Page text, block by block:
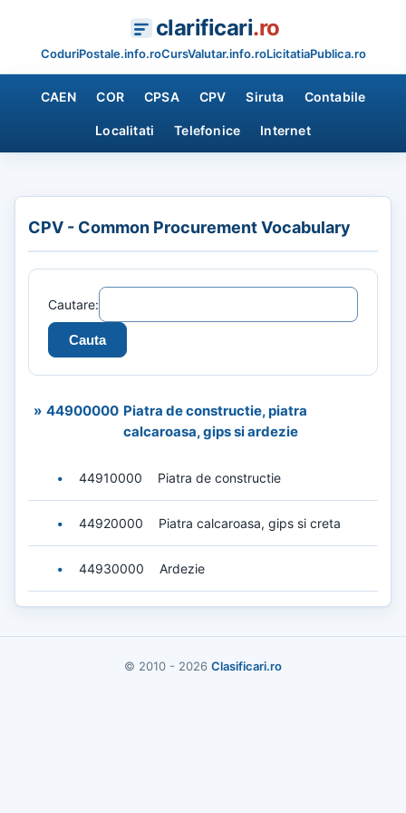
clarificari.ro
CoduriPostale.info.roCursValutar.info.roLicitatiaPublica.ro
CAEN COR CPSA CPV Siruta Contabile
Localitati Telefonice Internet
CPV - Common Procurement Vocabulary
Cautare:
» 44900000 Piatra de constructie, piatra
calcaroasa, gips si ardezie
• 44910000 Piatra de constructie
• 44920000 Piatra calcaroasa, gips si creta
• 44930000 Ardezie
© 2010 - 2026 Clasificari.ro